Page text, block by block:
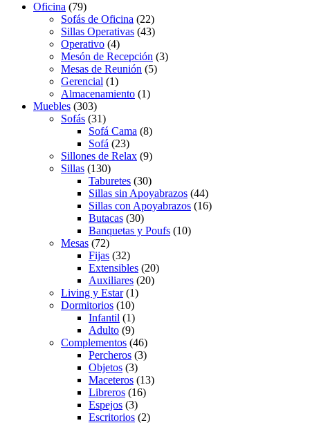
Oficina (79)
Sofás de Oficina (22)
Sillas Operativas (43)
Operativo (4)
Mesón de Recepción (3)
Mesas de Reunión (5)
Gerencial (1)
Almacenamiento (1)
Muebles (303)
Sofás (31)
Sofá Cama (8)
Sofá (23)
Sillones de Relax (9)
Sillas (130)
Taburetes (30)
Sillas sin Apoyabrazos (44)
Sillas con Apoyabrazos (16)
Butacas (30)
Banquetas y Poufs (10)
Mesas (72)
Fijas (32)
Extensibles (20)
Auxiliares (20)
Living y Estar(1)
Dormitorios (10)
Infantil (1)
Adulto (9)
Complementos (46)
Percheros (3)
Objetos (3)
Maceteros (13)
Libreros (16)
Espejos (3)
Escritorios (2)